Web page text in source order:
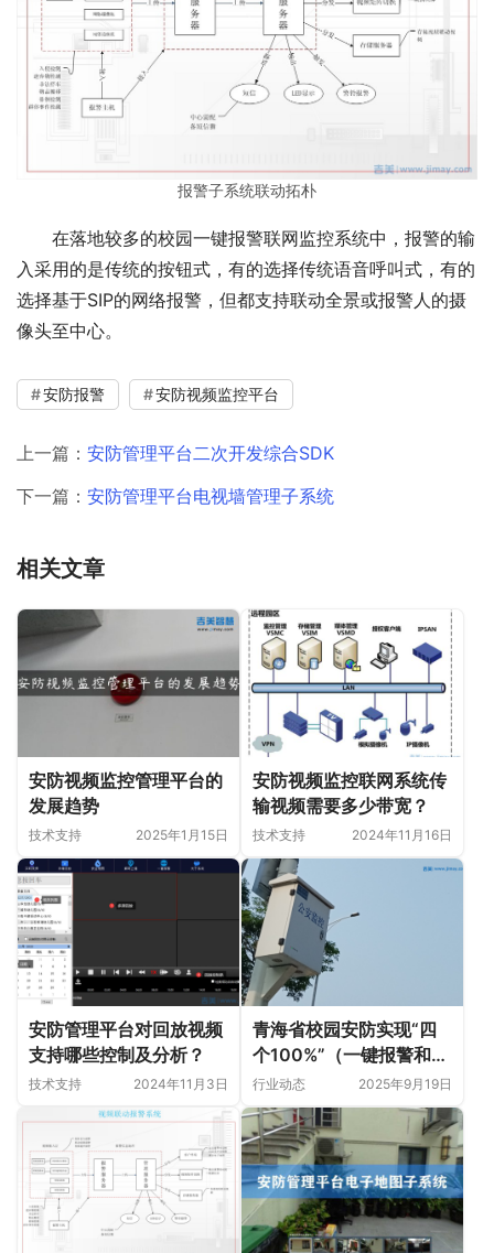
报警子系统联动拓朴
在落地较多的校园一键报警联网监控系统中，报警的输
入采用的是传统的按钮式，有的选择传统语音呼叫式，有的
选择基于SIP的网络报警，但都支持联动全景或报警人的摄
像头至中心。
安防报警 安防视频监控平台
上一篇： 安防管理平台二次开发综合SDK
下一篇： 安防管理平台电视墙管理子系统
相关文章
安防视频监控管理平台的
发展趋势
技术支持 2025年1月15日
安防视频监控联网系统传
输视频需要多少带宽？
技术支持 2024年11月16日
安防管理平台对回放视频
支持哪些控制及分析？
技术支持 2024年11月3日
青海省校园安防实现“四
个100%”（一键报警和视
频监控与公安机关联网已
实现）
行业动态 2025年9月19日